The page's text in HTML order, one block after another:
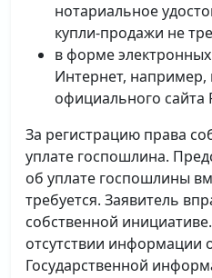
нотариальное
купли-продажи не
в форме
Интернет, например,
официального сайта
За регистрацию права
уплате госпошлина.
об уплате госпошлины
требуется. Заявитель
собственной
отсутствии информации
Государственной